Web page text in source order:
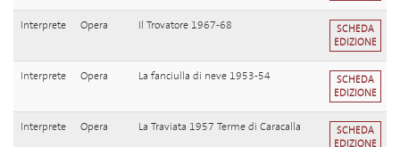
Interprete Opera Il Trovatore 1967-68
SCHEDA
EDIZIONE
Interprete Opera La fanciulla di neve 1953-54
SCHEDA
EDIZIONE
Interprete Opera La Traviata 1957 Terme di Caracalla
SCHEDA
EDIZIONE